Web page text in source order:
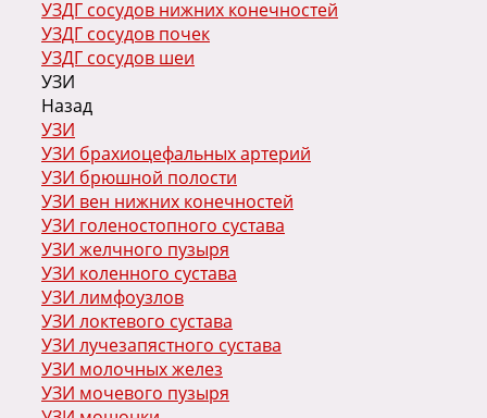
УЗДГ сосудов нижних конечностей
УЗДГ сосудов почек
УЗДГ сосудов шеи
УЗИ
Назад
УЗИ
УЗИ брахиоцефальных артерий
УЗИ брюшной полости
УЗИ вен нижних конечностей
УЗИ голеностопного сустава
УЗИ желчного пузыря
УЗИ коленного сустава
УЗИ лимфоузлов
УЗИ локтевого сустава
УЗИ лучезапястного сустава
УЗИ молочных желез
УЗИ мочевого пузыря